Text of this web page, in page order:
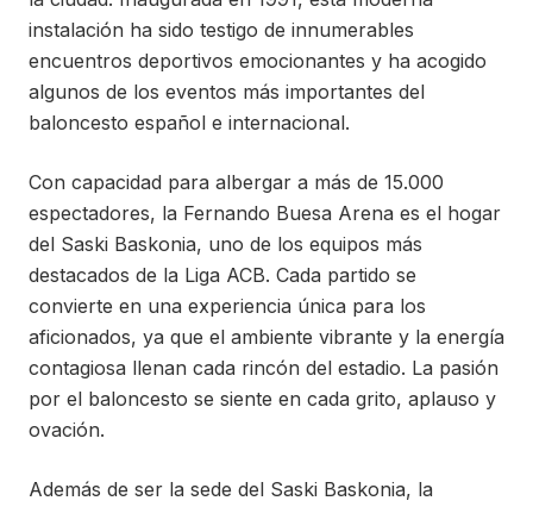
instalación ha sido testigo de innumerables
encuentros deportivos emocionantes y ha acogido
algunos de los eventos más importantes del
baloncesto español e internacional.
Con capacidad para albergar a más de 15.000
espectadores, la Fernando Buesa Arena es el hogar
del Saski Baskonia, uno de los equipos más
destacados de la Liga ACB. Cada partido se
convierte en una experiencia única para los
aficionados, ya que el ambiente vibrante y la energía
contagiosa llenan cada rincón del estadio. La pasión
por el baloncesto se siente en cada grito, aplauso y
ovación.
Además de ser la sede del Saski Baskonia, la